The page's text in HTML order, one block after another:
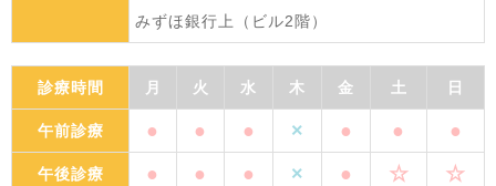
みずほ銀行上（ビル2階）
診療時間 月 火 水 木 金 土 日
午前診療 ● ● ● × ● ● ●
午後診療 ● ● ● × ● ☆ ☆